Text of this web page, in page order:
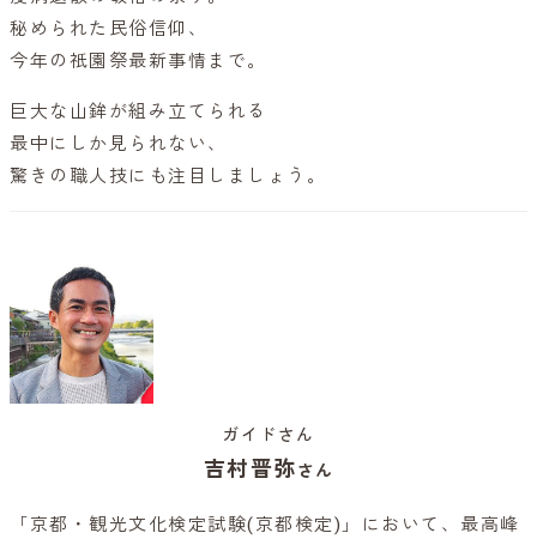
秘められた民俗信仰、
今年の祇園祭最新事情まで。
巨大な山鉾が組み立てられる
最中にしか見られない、
驚きの職人技にも注目しましょう。
ガイドさん
吉村晋弥さん
「京都・観光文化検定試験(京都検定)」において、最高峰